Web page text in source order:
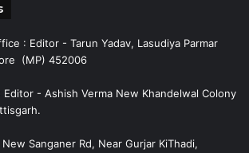
: Editor - Tarun Yadav, Lasudiya Parmar
(MP) 452006
- Ashish Verma New Khandelwal Colony
Sanganer Rd, Near Gurjar KiThadi,